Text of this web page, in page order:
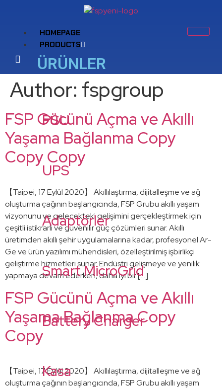
HOMEPAGE
PRODUCTS
ÜRÜNLER
PSU
UPS
Adaptörler
Smart MicroGrid
Battery Charger
Kasa
Author: fspgroup
FSP Gücünü Açma ve Akıllı
Yaşama Bağlanma Copy
Copy Copy
【Taipei, 17 Eylül 2020】 Akıllılaştırma, dijitalleşme ve ağ
oluşturma çağının başlangıcında, FSP Grubu akıllı yaşam
vizyonunu ve gelecekteki gelişimini gerçekleştirmek için
çeşitli istikrarlı ve güvenilir güç çözümleri sunar. Akıllı
üretimden akıllı şehir uygulamalarına kadar, profesyonel Ar-
Ge ve ürün yazılımı mühendisleri, özelleştirilmiş işbirlikçi
geliştirme hizmetleri sunar. Endüstri gelişmeye ve yenilik
yapmaya devam ederken, daha iyi bir […]
FSP Gücünü Açma ve Akıllı
Yaşama Bağlanma Copy
Copy
【Taipei, 17 Eylül 2020】 Akıllılaştırma, dijitalleşme ve ağ
oluşturma çağının başlangıcında, FSP Grubu akıllı yaşam